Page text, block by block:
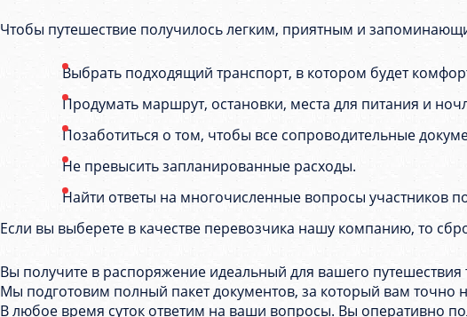
Чтобы путешествие получилось легким, приятным и
Выбрать подходящий транспорт, в котором будет
Продумать маршрут, остановки, места для питания и
Позаботиться о том, чтобы все сопроводительные
Не превысить запланированные расходы.
Найти ответы на многочисленные вопросы участников
Если вы выберете в качестве перевозчика нашу компанию, то
Вы получите в распоряжение идеальный для вашего
Мы подготовим полный пакет документов, за который вам точно
В любое время суток ответим на ваши вопросы. Вы оперативно